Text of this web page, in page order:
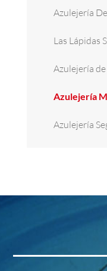
Azulejería
Las Lápidas
Azulejería
Azulejería
Azulejería